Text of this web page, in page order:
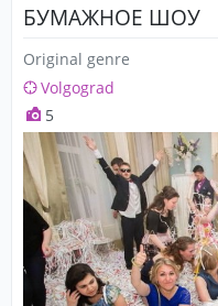
БУМАЖНОЕ ШОУ
Original genre
Volgograd
5